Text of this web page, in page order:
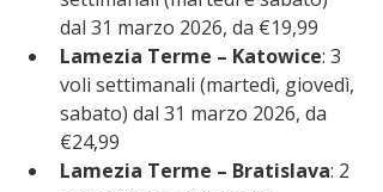
dal 31 marzo 2026, da €19,99
Lamezia Terme – Katowice: 3
voli settimanali (martedì, giovedì,
sabato) dal 31 marzo 2026, da
€24,99
Lamezia Terme – Bratislava: 2